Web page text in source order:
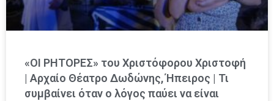
«ΟΙ ΡΗΤΟΡΕΣ» του Χριστόφορου Χριστοφή
| Αρχαίο Θέατρο Δωδώνης, Ήπειρος | Τι
συμβαίνει όταν ο λόγος παύει να είναι